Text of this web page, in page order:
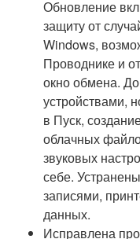
Обновление
защиту от
Windows,
Проводнике и
окно обмена.
устройствами,
в Пуск,
облачных
звуковых
себе.
записями,
данных.
Исправлена